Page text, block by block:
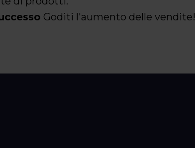
Goditi l'aumento delle vendite!